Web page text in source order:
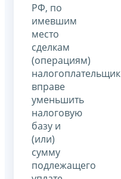
РФ, по
имевшим
место
сделкам
(операциям)
налогоплательщик
вправе
уменьшить
налоговую
базу и
(или)
сумму
подлежащего